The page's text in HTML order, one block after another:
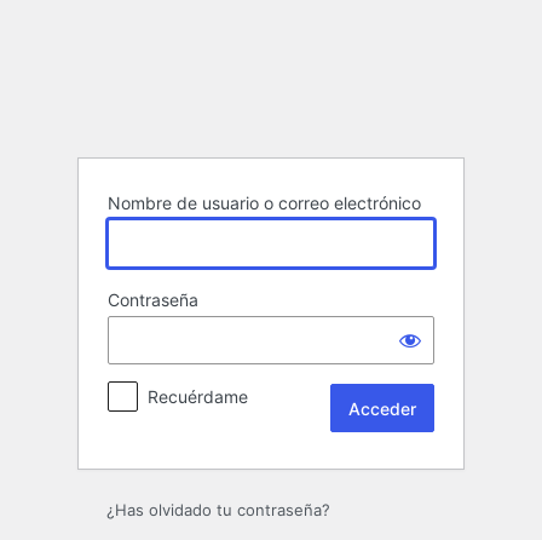
Nombre de usuario o correo electrónico
Contraseña
Recuérdame
¿Has olvidado tu contraseña?